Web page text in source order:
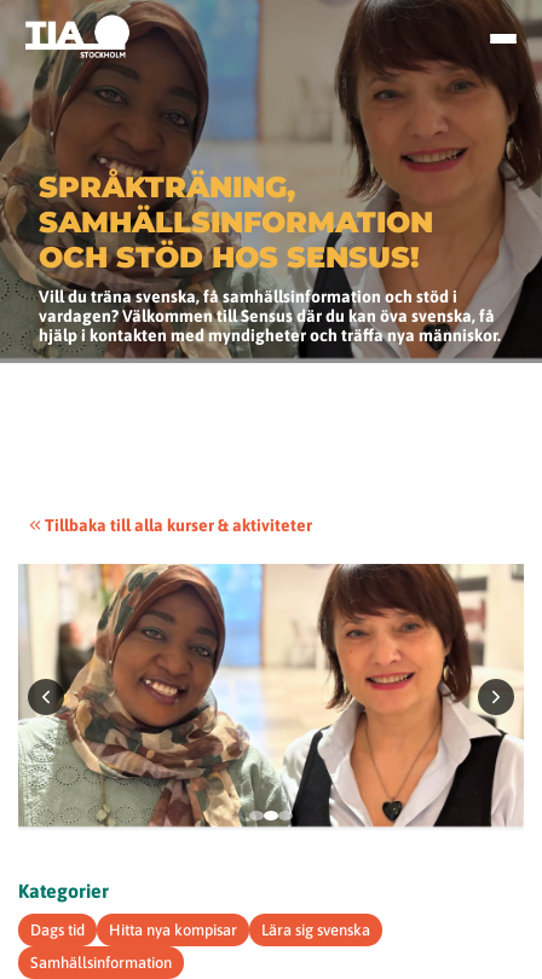
SPRÅKTRÄNING,
SAMHÄLLSINFORMATION
OCH STÖD HOS SENSUS!
Vill du träna svenska, få samhällsinformation och stöd i
vardagen? Välkommen till Sensus där du kan öva svenska, få
hjälp i kontakten med myndigheter och träffa nya människor.
Tillbaka till alla kurser & aktiviteter
Kategorier
Dags tid Hitta nya kompisar
Lära sig svenska
Samhällsinformation